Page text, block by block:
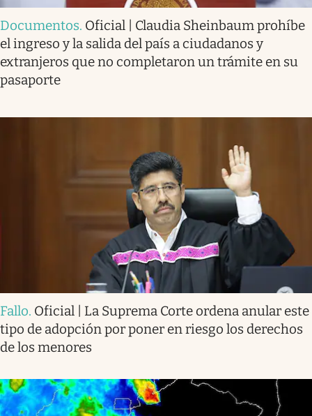
Documentos. Oficial | Claudia Sheinbaum prohíbe
el ingreso y la salida del país a ciudadanos y
extranjeros que no completaron un trámite en su
pasaporte
Fallo. Oficial | La Suprema Corte ordena anular este
tipo de adopción por poner en riesgo los derechos
de los menores